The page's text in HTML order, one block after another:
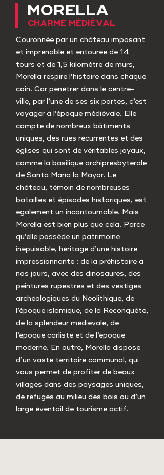
MORELLA
CHARME MÉDIÉVAL
Couronnée par un château imposant
et imprenable et entourée de 14
tours et de 1,5 kilomètre de murs,
Morella respire l’histoire dans chaque
coin. Car pénétrer dans le centre-
ville, par l’une de ses six portes, c’est
voyager à l’époque médiévale. Elle
compte de nombreux bâtiments
uniques, des rues récurrentes et des
églises qui sont de véritables joyaux,
comme la basilique archipresbytérale
de Santa María la Mayor. Le
château, témoin de nombreuses
batailles et épisodes historiques, est
également un incontournable. Mais
Morella est bien plus que cela. Parce
qu’elle possède un patrimoine
inépuisable, héritage d’une histoire
impressionnante : de la préhistoire à
nos jours, avec des dinosaures, des
peintures rupestres et des vestiges
archéologiques du Néolithique, de
l’époque islamique, de la Reconquête,
de la splendeur médiévale, de
l’époque carliste et de l’époque
moderne. En outre, Morella dispose
d’un vaste territoire communal, qui
vous permet de profiter de beaux
villages dans des paysages uniques,
de refuges au milieu des bois ou d’un
large éventail de tourisme actif.